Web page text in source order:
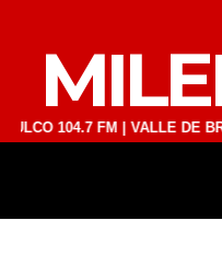
104.7 FM | VALLE DE BRAVO